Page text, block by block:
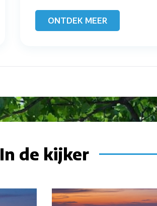
ONTDEK MEER
In de kijker